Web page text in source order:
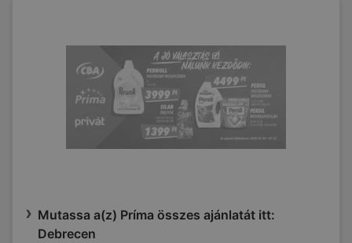
Mutassa a(z) Príma összes ajánlatát itt:
Debrecen